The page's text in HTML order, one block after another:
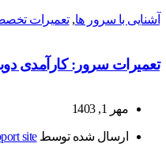
آشنایی با سرور ها,تعمیرات
تعمیرات سرور: کارآمدی
مهر 1, 1403
ارسال شده توسطsite